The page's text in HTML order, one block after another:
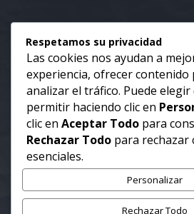
CONTACTO
(51) 365 -1444
Respetamos su privacidad
Las cookies nos ayudan a
experiencia, ofrecer contenido
analizar el tráfico. Puede elegir
permitir haciendo clic en
clic en Aceptar Todo para
Rechazar Todo para rechazar
esenciales.
Personalizar
Rechazar Todo